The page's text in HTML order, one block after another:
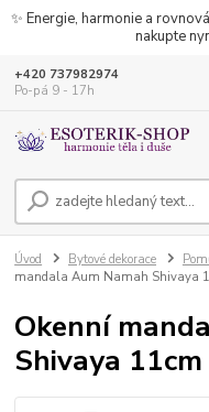
✨ Energie, harmonie a
nakupte
+420 737982974
Po-pá 9 - 17h
Úvod Bytové dekorace
mandala Aum Namah Shivaya
Okenní
Shivaya 11cm